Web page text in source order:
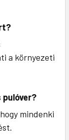
a környezeti
mindenki